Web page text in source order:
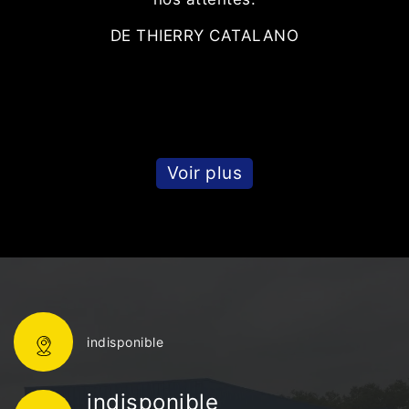
DE THIERRY CATALANO
Voir plus
indisponible
indisponible